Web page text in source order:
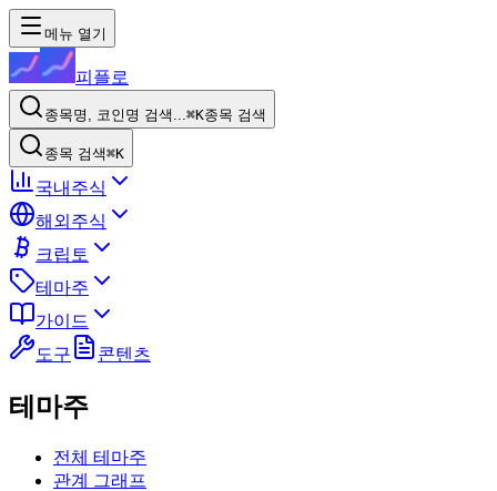
메뉴 열기
피플로
종목명, 코인명 검색...⌘K종목 검색
종목 검색⌘K
국내주식
해외주식
크립토
테마주
가이드
도구
콘텐츠
테마주
전체 테마주
관계 그래프